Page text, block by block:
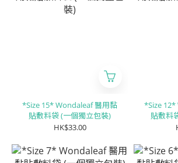
*Size 15* Wondaleaf 醫用黏
貼敷料袋 (一個獨立包裝)
HK$33.00
*Size 12*
貼敷料